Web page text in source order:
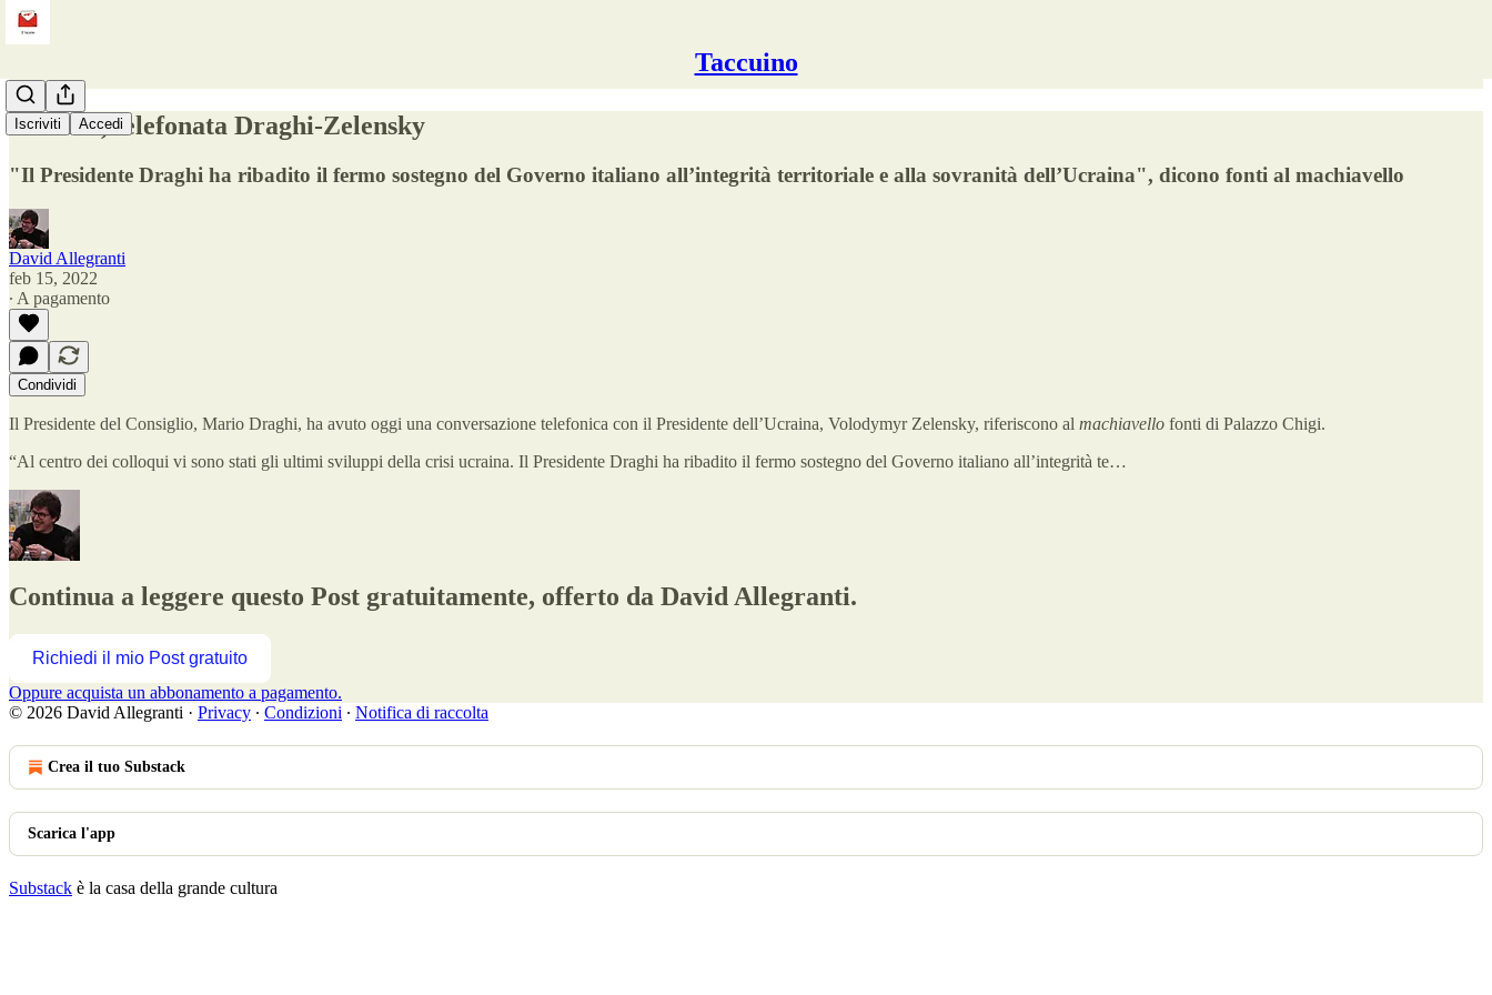
Taccuino
Iscriviti Accedi
Ucraina, telefonata Draghi-Zelensky
"Il Presidente Draghi ha ribadito il fermo sostegno del Governo italiano all’integrità territoriale e alla sovranità dell’Ucraina", dicono fonti al machiavello
David Allegranti
feb 15, 2022
∙ A pagamento
Condividi
Il Presidente del Consiglio, Mario Draghi, ha avuto oggi una conversazione telefonica con il Presidente dell’Ucraina, Volodymyr Zelensky, riferiscono al machiavello fonti di Palazzo Chigi.
“Al centro dei colloqui vi sono stati gli ultimi sviluppi della crisi ucraina. Il Presidente Draghi ha ribadito il fermo sostegno del Governo italiano all’integrità te…
Continua a leggere questo Post gratuitamente, offerto da David Allegranti.
Richiedi il mio Post gratuito
Oppure acquista un abbonamento a pagamento.
© 2026 David Allegranti · Privacy ∙ Condizioni ∙ Notifica di raccolta
Crea il tuo Substack
Scarica l'app
Substack è la casa della grande cultura